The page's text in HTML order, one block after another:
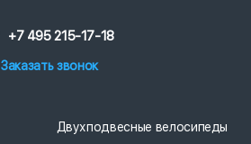
+7 495 215-17-18
Заказать звонок
Двухподвесные велосипеды